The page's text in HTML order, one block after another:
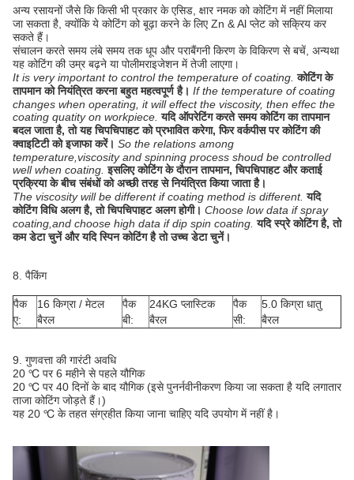
अन्य रसायनों जैसे कि किसी भी प्रकार के एसिड, क्षार नमक को कोटिंग में नहीं मिलाया
जा सकता है, क्योंकि ये कोटिंग को बूढ़ा करने के लिए Zn & Al प्लेट को सक्रिय कर
सकते हैं।
संचालन करते समय लंबे समय तक धूप और पराबैंगनी किरण के विकिरण से बचें, अन्यथा
यह कोटिंग की उम्र बढ़ने या पोलीमराइजेशन में तेजी लाएगा।
It is very important to control the temperature of coating. कोटिंग के
तापमान को नियंत्रित करना बहुत महत्वपूर्ण है। If the temperature of coating
changes when operating, it will effect the viscosity, then effec the
coating quatity on workpiece. यदि ऑपरेटिंग करते समय कोटिंग का तापमान
बदल जाता है, तो यह चिपचिपाहट को प्रभावित करेगा, फिर वर्कपीस पर कोटिंग की
क्वाइटिटी को इजाफा करें। So the relations among
temperature,viscosity and spinning process shoud be controlled
well when coating. इसलिए कोटिंग के दौरान तापमान, चिपचिपाहट और कताई
प्रक्रिया के बीच संबंधों को अच्छी तरह से नियंत्रित किया जाता है।
The viscosity will be different if coating method is different. यदि
कोटिंग विधि अलग है, तो चिपचिपाहट अलग होगी। Choose low data if spray
coating,and choose high data if dip spin coating. यदि स्प्रे कोटिंग है, तो
कम डेटा चुनें और यदि स्पिन कोटिंग है तो उच्च डेटा चुनें।
8. पैकिंग
पैक
ए:
16 किग्रा / मेटल
बैरल
पैक
बी:
24KG प्लास्टिक
बैरल
पैक
सी:
5.0 किग्रा धातु
बैरल
9. गुणवत्ता की गारंटी अवधि
20 ℃ पर 6 महीने से पहले यौगिक
20 ℃ पर 40 दिनों के बाद यौगिक (इसे पुनर्नवीनीकरण किया जा सकता है यदि लगातार
ताजा कोटिंग जोड़ते हैं।)
यह 20 ℃ के तहत संग्रहीत किया जाना चाहिए यदि उपयोग में नहीं है।